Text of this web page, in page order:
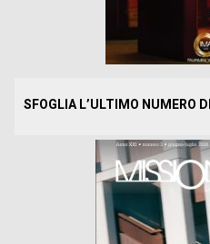
SFOGLIA L’ULTIMO NUMERO